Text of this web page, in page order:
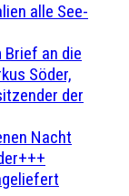
alle See-
an die
Söder,
der
Nacht